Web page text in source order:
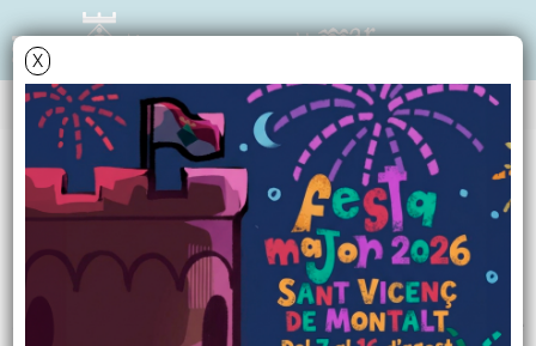
X
TRIBUNA POLÍTICA
PP - Desembre 2014
El passat Ple d’octubre el Partit Popular vam donar suport
a l’aprovació de les ordenances fiscals per l’any 2015. De